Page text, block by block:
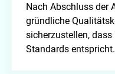
Nach Abschluss der
gründliche
sicherzustellen,
Standards entspricht.